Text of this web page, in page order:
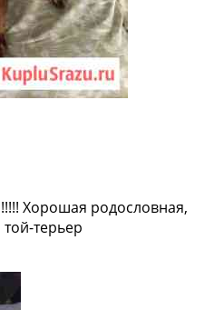
Хорошая родословная,
терьер